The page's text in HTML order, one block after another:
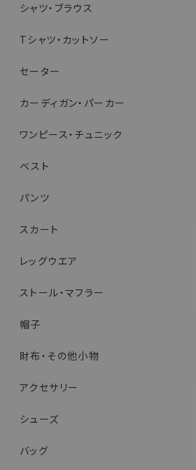
シャツ・ブラウス
Tシャツ・カットソー
セーター
カーディガン・パーカー
ワンピース・チュニック
ベスト
パンツ
スカート
レッグウエア
ストール・マフラー
帽子
財布・その他小物
アクセサリー
シューズ
バッグ